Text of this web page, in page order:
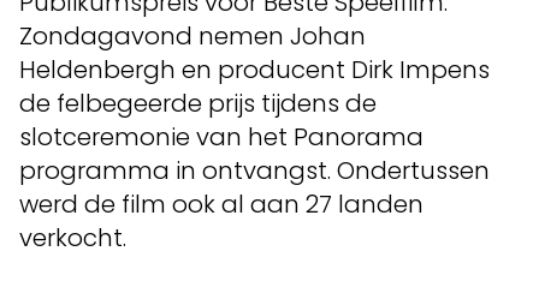
Zondagavond nemen Johan
Heldenbergh en producent Dirk Impens
de felbegeerde prijs tijdens de
slotceremonie van het Panorama
programma in ontvangst. Ondertussen
werd de film ook al aan 27 landen
verkocht.